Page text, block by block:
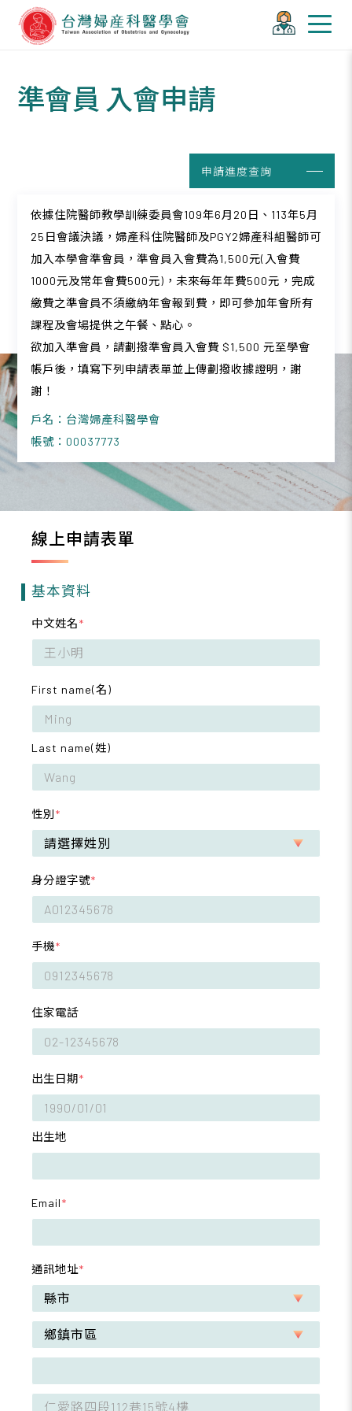
準會員 入會申請
申請進度查詢
依據住院醫師教學訓練委員會109年6月20日、113年5月
25日會議決議，婦產科住院醫師及PGY2婦產科組醫師可
加入本學會準會員，準會員入會費為1,500元(入會費
1000元及常年會費500元)，未來每年年費500元，完成
繳費之準會員不須繳納年會報到費，即可參加年會所有
課程及會場提供之午餐、點心。
欲加入準會員，請劃撥準會員入會費 $1,500 元至學會
帳戶後，填寫下列申請表單並上傳劃撥收據證明，謝
謝！
戶名：台灣婦產科醫學會
帳號：00037773
線上申請表單
基本資料
中文姓名*
First name(名)
Last name(姓)
性別 *
身分證字號*
手機*
住家電話
出生日期*
出生地
Email*
通訊地址*